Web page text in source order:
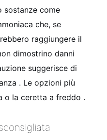
sostanze come
che, se
raggiungere il
dimostrino danni
suggerisce di
. Le opzioni più
o la ceretta a freddo .